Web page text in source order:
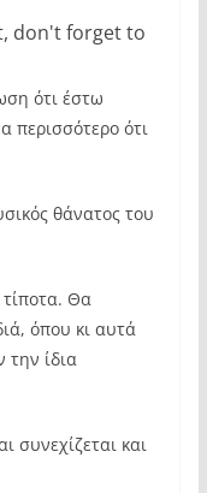
don't forget to
ότι έστω
περισσότερο ότι
θάνατος του
τίποτα. Θα
όπου κι αυτά
την ίδια
συνεχίζεται και